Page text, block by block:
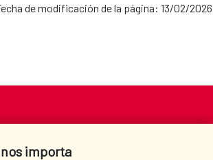
de modificación de la página: 13/02/2026
importa